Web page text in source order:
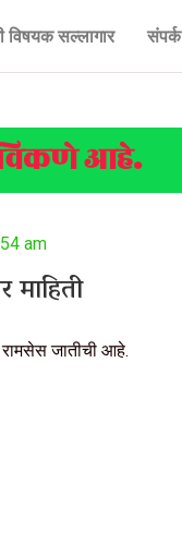
विषयक सल्लागार संपर्क
विकणे आहे.
am
माहिती
रामसेस जातीची आहे.